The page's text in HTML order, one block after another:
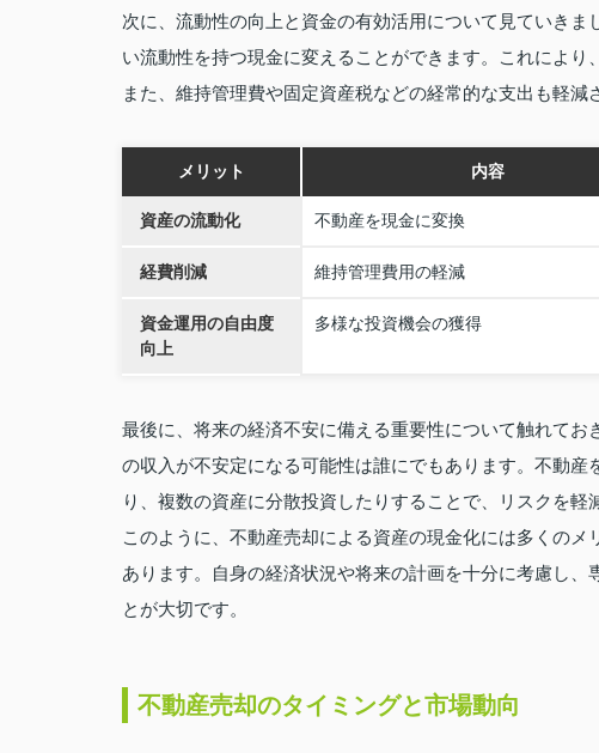
次に、流動性の向上と資金の有効活用について見ていき
い流動性を持つ現金に変えることができます。これにより
また、維持管理費や固定資産税などの経常的な支出も軽減
メリット 内容
資産の流動化 不動産を現金に変換
経費削減 維持管理費用の軽減
資金運用の自由度
向上
多様な投資機会の獲得
最後に、将来の経済不安に備える重要性について触れて
の収入が不安定になる可能性は誰にでもあります。不動
り、複数の資産に分散投資したりすることで、リスクを軽
このように、不動産売却による資産の現金化には多くの
あります。自身の経済状況や将来の計画を十分に考慮し
とが大切です。
不動産売却のタイミングと市場動向